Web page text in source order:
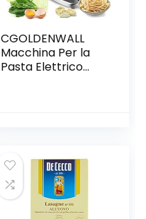
CGOLDENWALL
Macchina Per la
Pasta Elettrico
Lasagna/ Ravioli
(2mm Fine, 2,5mm
Rotondo, 4mm
Piatto, 9mm